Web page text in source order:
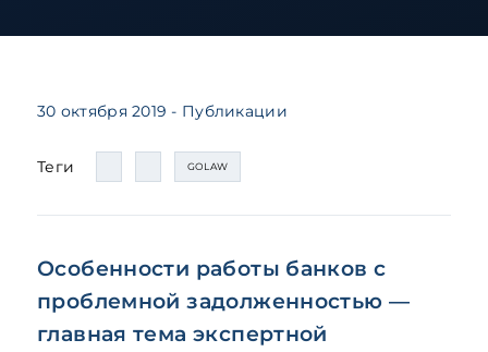
30 октября 2019 - Публикации
Теги GOLAW
Особенности работы банков с
проблемной задолженностью —
главная тема экспертной